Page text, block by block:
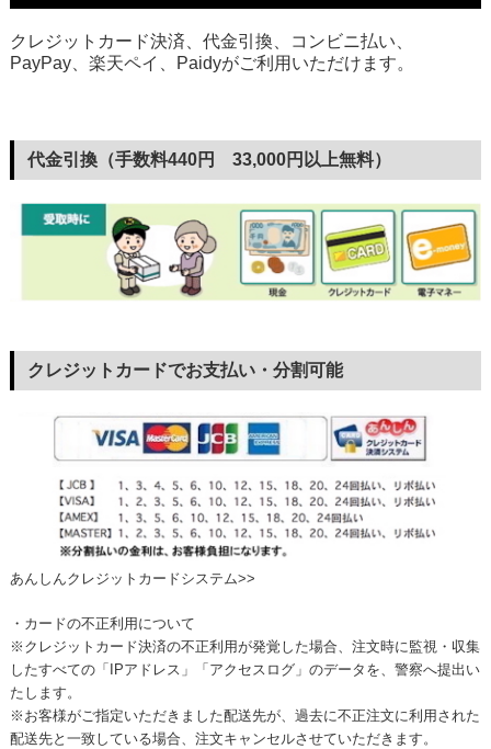
クレジットカード決済、代金引換、コンビニ払い、
PayPay、楽天ペイ、Paidyがご利用いただけます。
代金引換（手数料440円 33,000円以上無料）
クレジットカードでお支払い・分割可能
あんしんクレジットカードシステム>>
・カードの不正利用について
※クレジットカード決済の不正利用が発覚した場合、注文時に監視・収集
したすべての「IPアドレス」「アクセスログ」のデータを、警察へ提出い
たします。
※お客様がご指定いただきました配送先が、過去に不正注文に利用された
配送先と一致している場合、注文キャンセルさせていただきます。